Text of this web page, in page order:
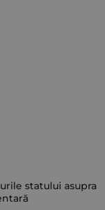
statului asupra